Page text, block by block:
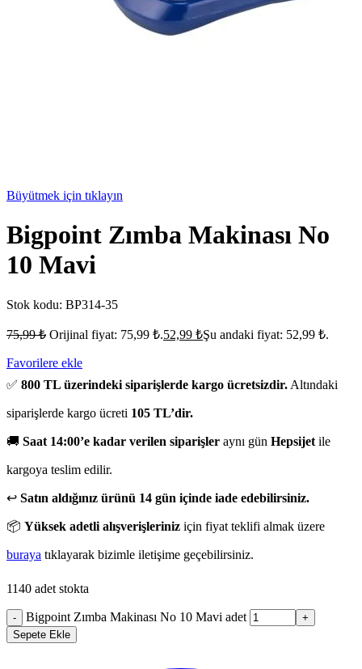
Büyütmek için tıklayın
Bigpoint Zımba Makinası No
10 Mavi
Stok kodu: BP314-35
75,99₺ Orijinal fiyat: 75,99 ₺.52,99 ₺Şu andaki fiyat: 52,99 ₺.
Favorilere ekle
✅ 800 TL üzerindeki siparişlerde kargo ücretsizdir. Altındaki
siparişlerde kargo ücreti 105 TL’dir.
🚚 Saat 14:00’e kadar verilen siparişler aynı gün Hepsijet ile
kargoya teslim edilir.
↩️ Satın aldığınız ürünü 14 gün içinde iade edebilirsiniz.
📦 Yüksek adetli alışverişleriniz için fiyat teklifi almak üzere
buraya tıklayarak bizimle iletişime geçebilirsiniz.
1140 adet stokta
- Bigpoint Zımba Makinası No 10 Mavi adet
+
Sepete Ekle